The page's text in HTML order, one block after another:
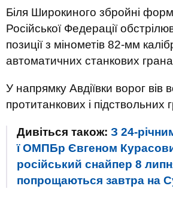
Біля Широкиного збройні
Російської Федерації
позиції з мінометів 82-мм
автоматичних станкових
У напрямку Авдіївки ворог вів
протитанкових і підствольних
Дивіться також: З 24-
ї ОМПБр Євгеном
російський снайпер 8
попрощаються завтра на